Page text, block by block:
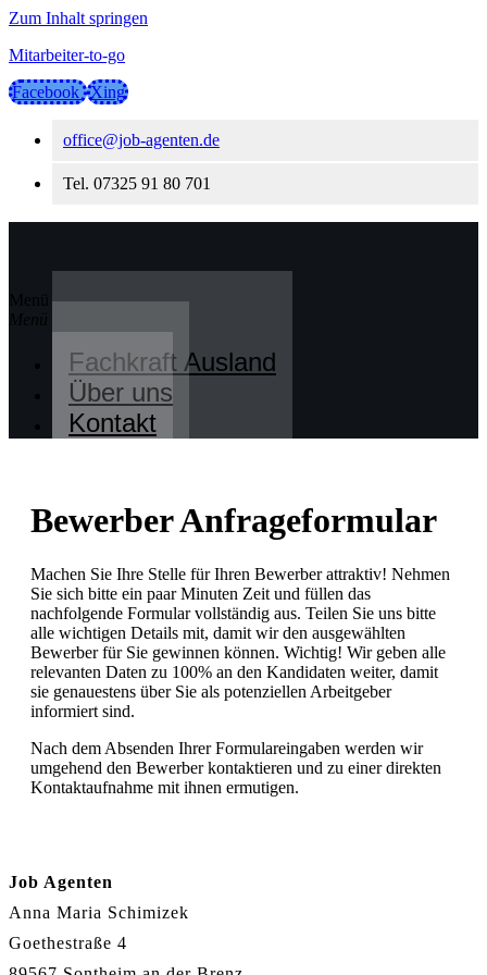
Zum Inhalt springen
Mitarbeiter-to-go
Facebook Xing
office@job-agenten.de
Tel. 07325 91 80 701
Menü
Fachkraft Ausland
Über uns
Kontakt
Bewerber Anfrageformular
Machen Sie Ihre Stelle für Ihren Bewerber attraktiv! Nehmen
Sie sich bitte ein paar Minuten Zeit und füllen das
nachfolgende Formular vollständig aus. Teilen Sie uns bitte
alle wichtigen Details mit, damit wir den ausgewählten
Bewerber für Sie gewinnen können. Wichtig! Wir geben alle
relevanten Daten zu 100% an den Kandidaten weiter, damit
sie genauestens über Sie als potenziellen Arbeitgeber
informiert sind.
Nach dem Absenden Ihrer Formulareingaben werden wir
umgehend den Bewerber kontaktieren und zu einer direkten
Kontaktaufnahme mit ihnen ermutigen.
Job Agenten
Anna Maria Schimizek
Goethestraße 4